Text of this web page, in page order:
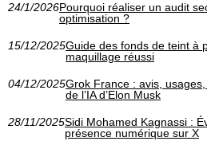
24/1/2026Pourquoi réaliser un audit
optimisation ?
15/12/2025Guide des fonds de teint à
maquillage réussi
04/12/2025Grok France : avis,
de l’IA d’Elon Musk
28/11/2025Sidi Mohamed Kagnassi :
présence numérique sur X